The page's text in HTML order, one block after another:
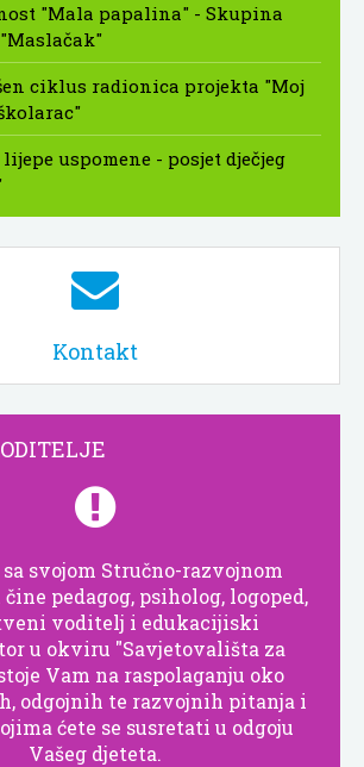
"Mala papalina" - Skupina
ciklus radionica projekta "Moj
uspomene - posjet dječjeg
Kontakt
svojom Stručno-razvojnom
pedagog, psiholog, logoped,
voditelj i edukacijiski
u okviru "Savjetovališta za
Vam na raspolaganju oko
odgojnih te razvojnih pitanja i
ćete se susretati u odgoju
Vašeg djeteta.